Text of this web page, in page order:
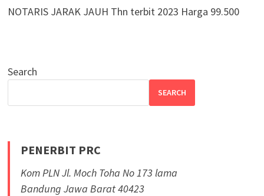
NOTARIS JARAK JAUH Thn terbit 2023 Harga 99.500
Search
SEARCH
PENERBIT PRC
Kom PLN Jl. Moch Toha No 173 lama
Bandung Jawa Barat 40423